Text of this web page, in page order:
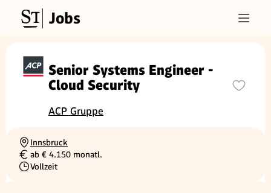
Jobs
Senior Systems Engineer -
Cloud Security
ACP Gruppe
Ortschaft
Innsbruck
Gehalt
ab € 4.150 monatl.
Beschäftigungsart
Vollzeit